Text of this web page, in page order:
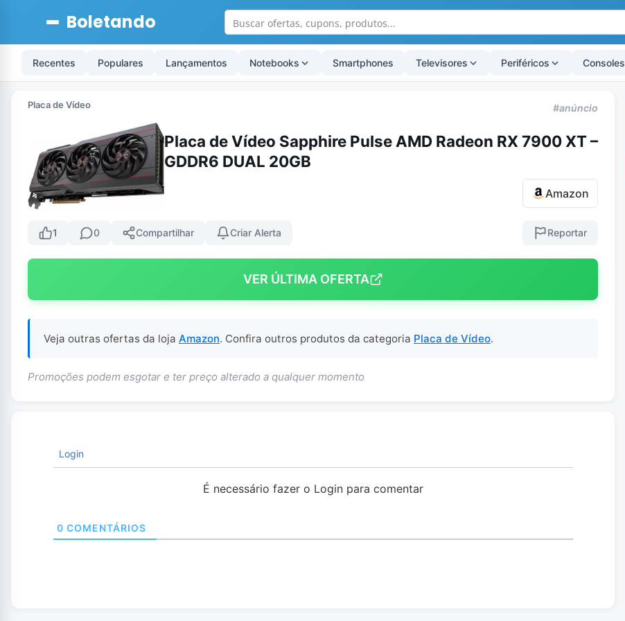
Boletando
Recentes Populares Lançamentos Notebooks Smartphones Televisores Periféricos Consoles
Placa de Vídeo #anúncio
Placa de Vídeo Sapphire Pulse AMD Radeon RX 7900 XT –
GDDR6 DUAL 20GB
Amazon
1 0 Compartilhar Criar Alerta Reportar
VER ÚLTIMA OFERTA
Veja outras ofertas da loja Amazon. Confira outros produtos da categoria Placa de Vídeo.
Promoções podem esgotar e ter preço alterado a qualquer momento
Login
É necessário fazer o Login para comentar
0 COMENTÁRIOS